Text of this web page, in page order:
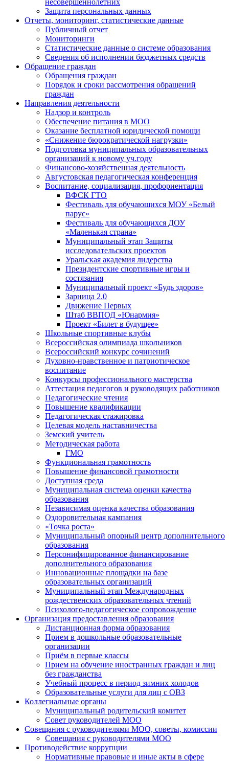
несовершеннолетних
Защита персональных данных
Отчеты, мониторинг, статистические данные
Публичный отчет
Мониторинги
Статистические данные о системе образования
Сведения об исполнении бюджетных средств
Обращение граждан
Обращения граждан
Порядок и сроки рассмотрения обращений
граждан
Направления деятельности
Надзор и контроль
Обеспечение питания в МОО
Оказание бесплатной юридической помощи
«Снижение бюрократической нагрузки»
Подготовка муниципальных образовательных
организаций к новому уч.году
Финансово-хозяйственная деятельность
Августовская педагогическая конференция
Воспитание, социализация, профориентация
ВФСК ГТО
Фестиваль для обучающихся МОУ «Белый
парус»
Фестиваль для обучающихся ДОУ
«Маленькая страна»
Муниципальный этап Защиты
исследовательских проектов
Уральская академия лидерства
Президентские спортивные игры и
состязания
Муниципальный проект «Будь здоров»
Зарница 2.0
Движение Первых
Штаб ВВПОД «Юнармия»
Проект «Билет в будущее»
Школьные спортивные клубы
Всероссийская олимпиада школьников
Всероссийский конкурс сочинений
Духовно-нравственное и патриотическое
воспитание
Конкурсы профессионального мастерства
Аттестация педагогов и руководящих работников
Педагогические чтения
Повышение квалификации
Педагогическая стажировка
Целевая модель наставничества
Земский учитель
Методическая работа
ГМО
Функциональная грамотность
Повышение финансовой грамотности
Доступная среда
Муниципальная система оценки качества
образования
Независимая оценка качества образования
Оздоровительная кампания
«Точка роста»
Муниципальный опорный центр дополнительного
образования
Персонифицированное финансирование
дополнительного образования
Инновационные площадки на базе
образовательных организаций
Муниципальный этап Международных
рождественских образовательных чтений
Психолого-педагогическое сопровождение
Организация предоставления образования
Дистанционная форма образования
Прием в дошкольные образовательные
организации
Приём в первые классы
Прием на обучение иностранных граждан и лиц
без гражданства
Учебный процесс в период зимних холодов
Образовательные услуги для лиц с ОВЗ
Коллегиальные органы
Муниципальный родительский комитет
Совет руководителей МОО
Совещания с руководителями МОО, советы, комиссии
Совещания с руководителями МОО
Противодействие коррупции
Нормативные правовые и иные акты в сфере